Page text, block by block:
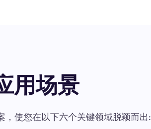
用场景
，使您在以下六个关键领域脱颖而出: